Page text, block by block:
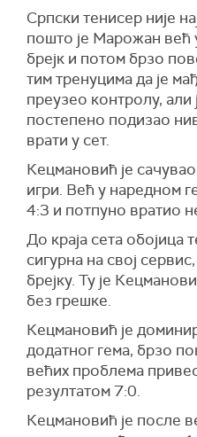
Српски тенисер није
пошто је Марожан већ
брејк и потом брзо
тим тренуцима да је
преузео контролу,
постепено подизао
врати у сет.
Кецмановић је
игри. Већ у наредном
4:3 и потпуно вратио
До краја сета обојица
сигурна на свој
брејку. Ту је
без грешке.
Кецмановић је
додатног гема, брзо
већих проблема привео
резултатом 7:0.
Кецмановић је после